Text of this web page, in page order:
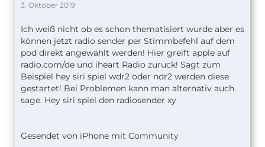
3. Oktober 2019
Ich weiß nicht ob es schon thematisiert wurde aber es
können jetzt radio sender per Stimmbefehl auf dem
pod direkt angewählt werden! Hier greift apple auf
radio.com/de und iheart Radio zurück! Sagt zum
Beispiel hey siri spiel wdr2 oder ndr2 werden diese
gestartet! Bei Problemen kann man alternativ auch
sage. Hey siri spiel den radiosender xy
Gesendet von iPhone mit Community